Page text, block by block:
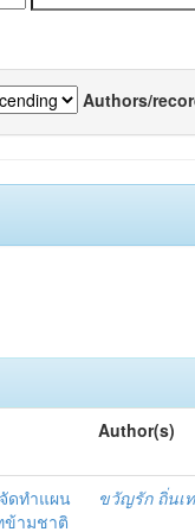
Authors/
Author(s)
ดทำแผน
ข้ามชาติ
ขวัญรัก ถิ่นเ